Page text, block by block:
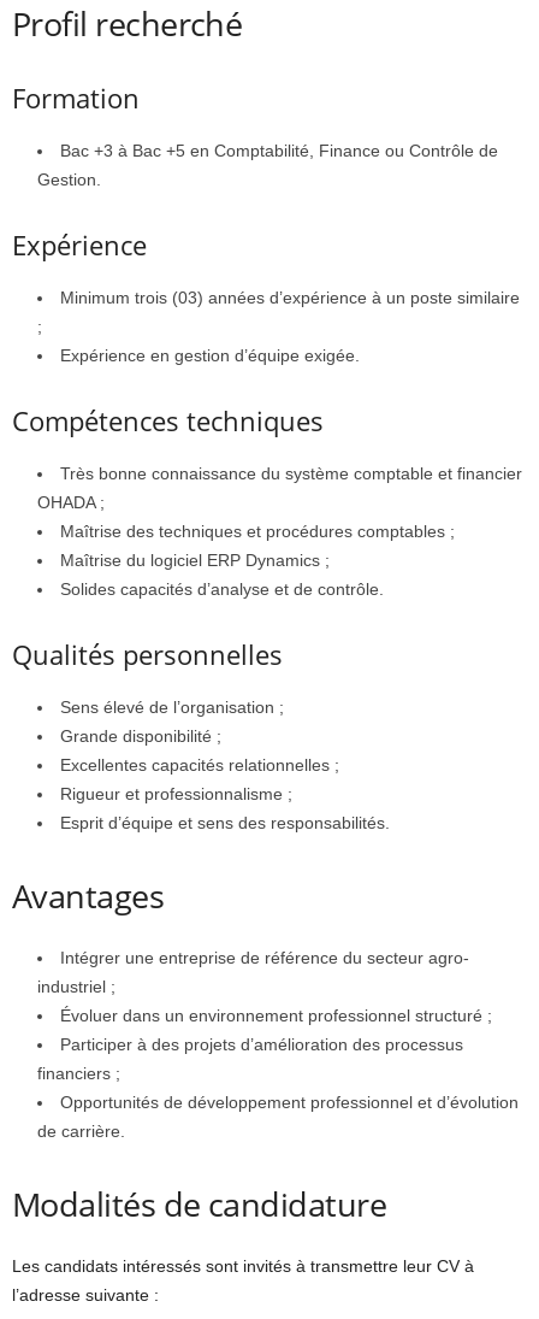
Profil recherché
Formation
Bac +3 à Bac +5 en Comptabilité, Finance ou Contrôle de
Gestion.
Expérience
Minimum trois (03) années d’expérience à un poste similaire
;
Expérience en gestion d’équipe exigée.
Compétences techniques
Très bonne connaissance du système comptable et financier
OHADA ;
Maîtrise des techniques et procédures comptables ;
Maîtrise du logiciel ERP Dynamics ;
Solides capacités d’analyse et de contrôle.
Qualités personnelles
Sens élevé de l’organisation ;
Grande disponibilité ;
Excellentes capacités relationnelles ;
Rigueur et professionnalisme ;
Esprit d’équipe et sens des responsabilités.
Avantages
Intégrer une entreprise de référence du secteur agro-
industriel ;
Évoluer dans un environnement professionnel structuré ;
Participer à des projets d’amélioration des processus
financiers ;
Opportunités de développement professionnel et d’évolution
de carrière.
Modalités de candidature
Les candidats intéressés sont invités à transmettre leur CV à
l’adresse suivante :